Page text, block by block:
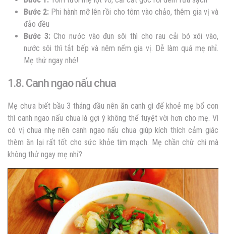
Bước 2: Phi hành mỡ lên rồi cho tôm vào chảo, thêm gia vị và
đảo đều
Bước 3: Cho nước vào đun sôi thì cho rau cải bó xôi vào,
nước sôi thì tắt bếp và nêm nếm gia vị. Dễ làm quá mẹ nhỉ.
Mẹ thử ngay nhé!
1.8. Canh ngao nấu chua
Mẹ chưa biết bầu 3 tháng đầu nên ăn canh gì để khoẻ mẹ bổ con
thì canh ngao nấu chua là gợi ý không thể tuyệt vời hơn cho mẹ. Vì
có vị chua nhẹ nên canh ngao nấu chua giúp kích thích cảm giác
thèm ăn lại rất tốt cho sức khỏe tim mạch. Mẹ chần chừ chi mà
không thử ngay mẹ nhỉ?